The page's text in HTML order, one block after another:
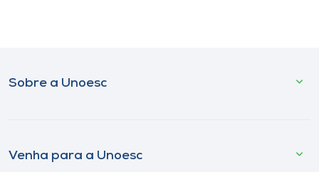
Sobre a Unoesc
Venha para a Unoesc